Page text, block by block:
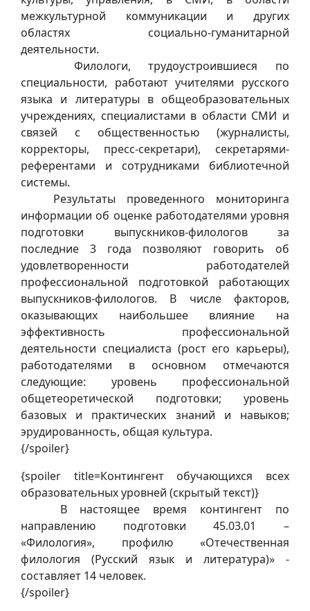
межкультурной коммуникации и других
областях социально-гуманитарной
деятельности.
Филологи, трудоустроившиеся по
специальности, работают учителями русского
языка и литературы в общеобразовательных
учреждениях, специалистами в области СМИ и
связей с общественностью (журналисты,
корректоры, пресс-секретари), секретарями-
референтами и сотрудниками библиотечной
системы.
Результаты проведенного мониторинга
информации об оценке работодателями уровня
подготовки выпускников-филологов за
последние 3 года позволяют говорить об
удовлетворенности работодателей
профессиональной подготовкой работающих
выпускников-филологов. В числе факторов,
оказывающих наибольшее влияние на
эффективность профессиональной
деятельности специалиста (рост его карьеры),
работодателями в основном отмечаются
следующие: уровень профессиональной
общетеоретической подготовки; уровень
базовых и практических знаний и навыков;
эрудированность, общая культура.
{/spoiler}
{spoiler title=Контингент обучающихся всех
образовательных уровней (скрытый текст)}
В настоящее время контингент по
направлению подготовки 45.03.01 –
«Филология», профилю «Отечественная
филология (Русский язык и литература)» -
составляет 14 человек.
{/spoiler}